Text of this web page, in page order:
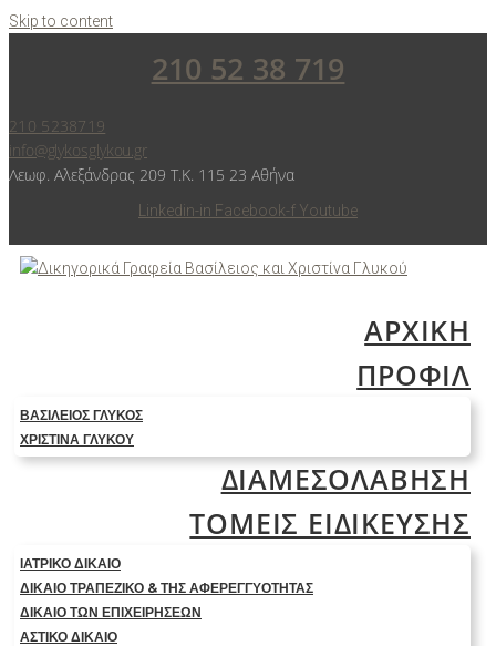
Skip to content
210 52 38 719
210 5238719
info@glykosglykou.gr
Λεωφ. Αλεξάνδρας 209 Τ.Κ. 115 23 Αθήνα
Linkedin-in Facebook-f Youtube
ΑΡΧΙΚΗ
ΠΡΟΦΙΛ
ΒΑΣΊΛΕΙΟΣ ΓΛΥΚΌΣ
ΧΡΙΣΤΊΝΑ ΓΛΥΚΟΎ
ΔΙΑΜΕΣΟΛΑΒΗΣΗ
ΤΟΜΕΙΣ ΕΙΔΙΚΕΥΣΗΣ
ΙΑΤΡΙΚΟ ΔΙΚΑΙΟ
ΔΙΚΑΙΟ ΤΡΑΠΕΖΙΚΟ & ΤΗΣ ΑΦΕΡΕΓΓΥΟΤΗΤΑΣ
ΔΙΚΑΙΟ ΤΩΝ ΕΠΙΧΕΙΡΗΣΕΩΝ
ΑΣΤΙΚΟ ΔΙΚΑΙΟ